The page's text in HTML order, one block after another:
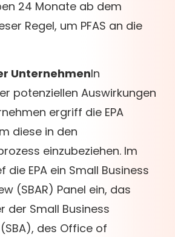
24 Monate ab dem
Regel, um PFAS an die
UnternehmenIn
potenziellen Auswirkungen
ergriff die EPA
diese in den
einzubeziehen. Im
die EPA ein Small Business
(SBAR) Panel ein, das
der Small Business
des Office of